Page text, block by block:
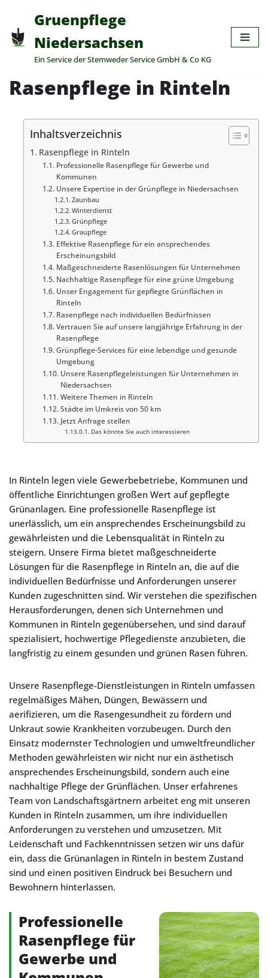
Zum
Inhalt
springen
Gruenpflege
Niedersachsen
Ein Service der Stemweder Service GmbH & Co KG
Rasenpflege in Rinteln
Inhaltsverzeichnis
Rasenpflege in Rinteln
Professionelle Rasenpflege für Gewerbe und
Kommunen
Unsere Expertise in der Grünpflege in Niedersachsen
Zaunbau
Winterdienst
Grünpflege
Graupflege
Effektive Rasenpflege für ein ansprechendes
Erscheinungsbild
Maßgeschneiderte Rasenlösungen für Unternehmen
Nachhaltige Rasenpflege für eine grüne Umgebung
Unser Engagement für gepflegte Grünflächen in
Rinteln
Rasenpflege nach individuellen Bedürfnissen
Vertrauen Sie auf unsere langjährige Erfahrung in der
Rasenpflege
Grünpflege-Services für eine lebendige und gesunde
Umgebung
Unsere Rasenpflegeleistungen für Unternehmen in
Niedersachsen
Weitere Themen in Rinteln
Städte im Umkreis von 50 km
Jetzt Anfrage stellen
Das könnte Sie auch interessieren
In Rinteln legen viele Gewerbebetriebe, Kommunen und
öffentliche Einrichtungen großen Wert auf gepflegte
Grünanlagen. Eine professionelle Rasenpflege ist
unerlässlich, um ein ansprechendes Erscheinungsbild zu
gewährleisten und die Lebensqualität in Rinteln zu
steigern. Unsere Firma bietet maßgeschneiderte
Lösungen für die Rasenpflege in Rinteln an, die auf die
individuellen Bedürfnisse und Anforderungen unserer
Kunden zugeschnitten sind. Wir verstehen die spezifischen
Herausforderungen, denen sich Unternehmen und
Kommunen in Rinteln gegenübersehen, und sind darauf
spezialisiert, hochwertige Pflegedienste anzubieten, die
langfristig zu einem gesunden und grünen Rasen führen.
Unsere Rasenpflege-Dienstleistungen in Rinteln umfassen
regelmäßiges Mähen, Düngen, Bewässern und
aerifizieren, um die Rasengesundheit zu fördern und
Unkraut sowie Krankheiten vorzubeugen. Durch den
Einsatz modernster Technologien und umweltfreundlicher
Methoden gewährleisten wir nicht nur ein ästhetisch
ansprechendes Erscheinungsbild, sondern auch eine
nachhaltige Pflege der Grünflächen. Unser erfahrenes
Team von Landschaftsgärtnern arbeitet eng mit unseren
Kunden in Rinteln zusammen, um ihre individuellen
Anforderungen zu verstehen und umzusetzen. Mit
Leidenschaft und Fachkenntnissen setzen wir uns dafür
ein, dass die Grünanlagen in Rinteln in bestem Zustand
sind und einen positiven Eindruck bei Besuchern und
Bewohnern hinterlassen.
Professionelle
Rasenpflege für
Gewerbe und